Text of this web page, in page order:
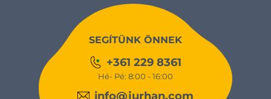
SEGÍTÜNK ÖNNEK
+361 229 8361
Hé- Pé: 8:00 - 16:00
info@jurhan.com